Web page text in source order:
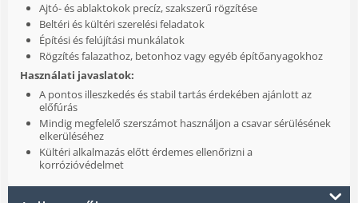
Ajtó- és ablaktokok precíz, szakszerű rögzítése
Beltéri és kültéri szerelési feladatok
Építési és felújítási munkálatok
Rögzítés falazathoz, betonhoz vagy egyéb építőanyagokhoz
Használati javaslatok:
A pontos illeszkedés és stabil tartás érdekében ajánlott az
előfúrás
Mindig megfelelő szerszámot használjon a csavar sérülésének
elkerüléséhez
Kültéri alkalmazás előtt érdemes ellenőrizni a
korrózióvédelmet